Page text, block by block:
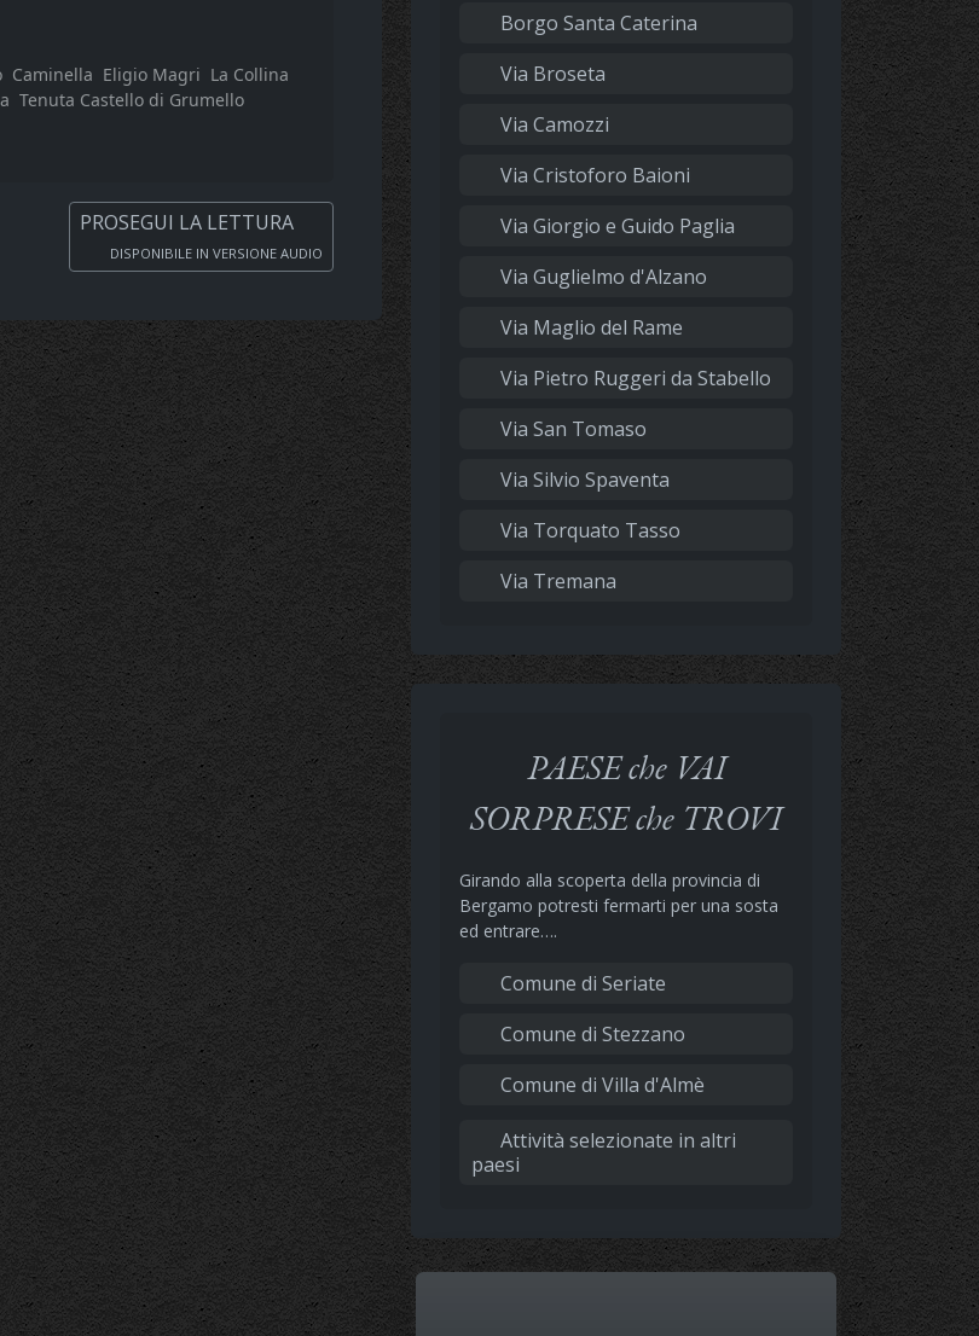
Caminella Eligio Magri La Collina
Tenuta Castello di Grumello
PROSEGUI LA LETTURA
DISPONIBILE IN VERSIONE AUDIO
Borgo Santa Caterina
Via Broseta
Via Camozzi
Via Cristoforo Baioni
Via Giorgio e Guido Paglia
Via Guglielmo d'Alzano
Via Maglio del Rame
Via Pietro Ruggeri da Stabello
Via San Tomaso
Via Silvio Spaventa
Via Torquato Tasso
Via Tremana
PAESE che VAI
SORPRESE che TROVI
Girando alla scoperta della provincia di
Bergamo potresti fermarti per una sosta
ed entrare….
Comune di Seriate
Comune di Stezzano
Comune di Villa d'Almè
Attività selezionate in altri
paesi